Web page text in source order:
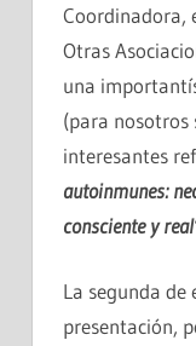
Coordinadora,
Otras
una
(para nosotros
interesantes
autoinmunes:
consciente y
La segunda de
presentación,